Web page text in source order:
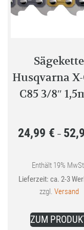
Sägekette
Husqvarna
C85 3/8″
24,99 € –
Enthält 19%
Lieferzeit: ca. 2-3
zzgl. Versand
ZUM